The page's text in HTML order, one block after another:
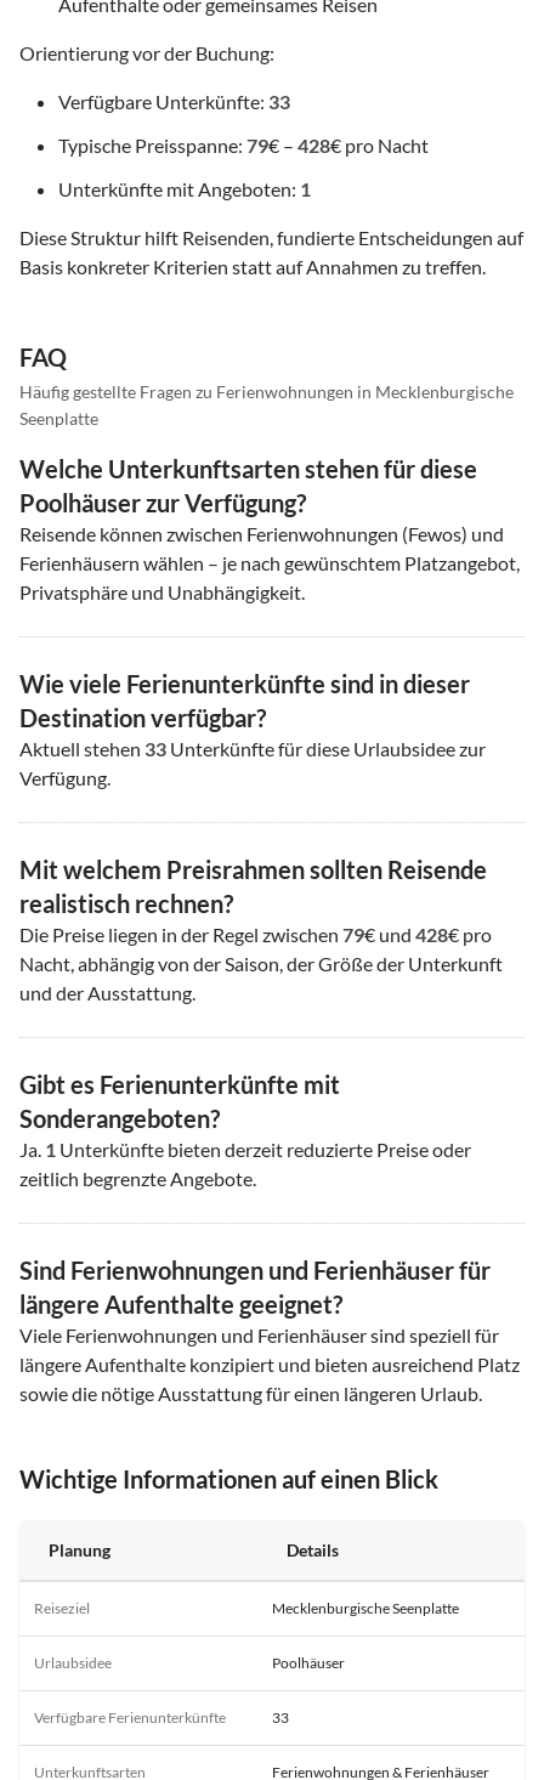
Orientierung vor der Buchung:
Verfügbare Unterkünfte: 33
Typische Preisspanne: 79€ – 428€ pro Nacht
Unterkünfte mit Angeboten: 1
Diese Struktur hilft Reisenden, fundierte Entscheidungen auf
Basis konkreter Kriterien statt auf Annahmen zu treffen.
FAQ
Häufig gestellte Fragen zu Ferienwohnungen in Mecklenburgische
Seenplatte
Welche Unterkunftsarten stehen für diese
Poolhäuser zur Verfügung?
Reisende können zwischen Ferienwohnungen (Fewos) und
Ferienhäusern wählen – je nach gewünschtem Platzangebot,
Privatsphäre und Unabhängigkeit.
Wie viele Ferienunterkünfte sind in dieser
Destination verfügbar?
Aktuell stehen 33 Unterkünfte für diese Urlaubsidee zur
Verfügung.
Mit welchem Preisrahmen sollten Reisende
realistisch rechnen?
Die Preise liegen in der Regel zwischen 79€ und 428€ pro
Nacht, abhängig von der Saison, der Größe der Unterkunft
und der Ausstattung.
Gibt es Ferienunterkünfte mit
Sonderangeboten?
Ja. 1 Unterkünfte bieten derzeit reduzierte Preise oder
zeitlich begrenzte Angebote.
Sind Ferienwohnungen und Ferienhäuser für
längere Aufenthalte geeignet?
Viele Ferienwohnungen und Ferienhäuser sind speziell für
längere Aufenthalte konzipiert und bieten ausreichend Platz
sowie die nötige Ausstattung für einen längeren Urlaub.
Wichtige Informationen auf einen Blick
Planung Details
Reiseziel Mecklenburgische Seenplatte
Urlaubsidee Poolhäuser
Verfügbare Ferienunterkünfte 33
Unterkunftsarten Ferienwohnungen & Ferienhäuser